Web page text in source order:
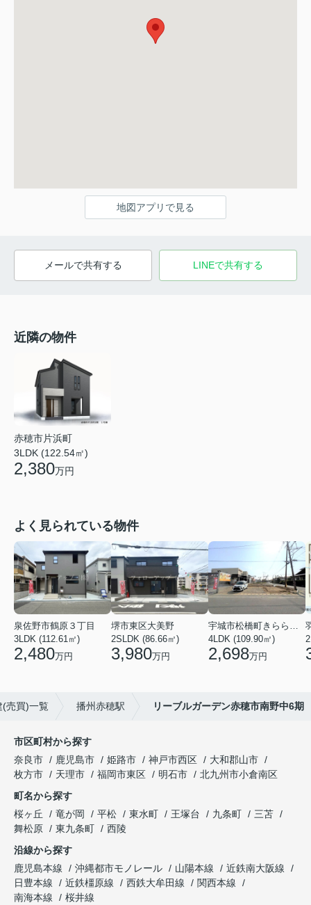
地図アプリで見る
メールで共有する LINEで共有する
近隣の物件
赤穂市片浜町
3LDK (122.54㎡)
2,380万円
よく見られている物件
泉佐野市鶴原３丁目
3LDK (112.61㎡)
2,480万円
堺市東区大美野
2SLDK (86.66㎡)
3,980万円
宇城市松橋町きらら３丁目
4LDK (109.90㎡)
2,698万円
(売買)一覧 播州赤穂駅 リーブルガーデン赤穂市南野中6期
市区町村から探す
奈良市
鹿児島市 姫路市 神戸市西区
大和郡山市
枚方市
天理市 福岡市東区 明石市
北九州市小倉南区
町名から探す
桜ヶ丘
竜が岡 平松 東水町 王塚台 九条町
三苫
舞松原
東九条町
西陵
沿線から探す
鹿児島本線
沖縄都市モノレール 山陽本線
近鉄南大阪線
日豊本線
近鉄橿原線 西鉄大牟田線
関西本線
南海本線
桜井線